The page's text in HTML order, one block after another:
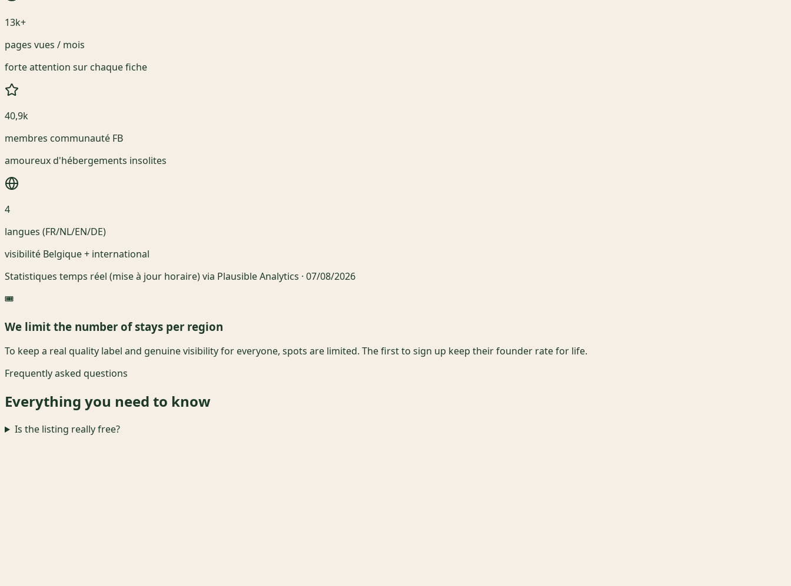
13k+
pages vues / mois
forte attention sur chaque fiche
40,9k
membres communauté FB
amoureux d'hébergements insolites
4
langues (FR/NL/EN/DE)
visibilité Belgique + international
Statistiques temps réel (mise à jour horaire) via Plausible Analytics · 07/08/2026
🎟️
We limit the number of stays per region
To keep a real quality label and genuine visibility for everyone, spots are limited. The first to sign up keep their founder rate for life.
Frequently asked questions
Everything you need to know
Is the listing really free?